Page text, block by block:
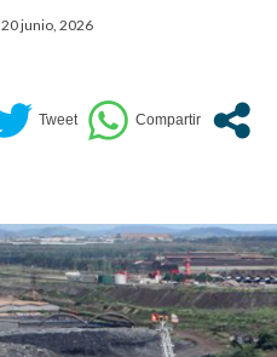
20 junio, 2026